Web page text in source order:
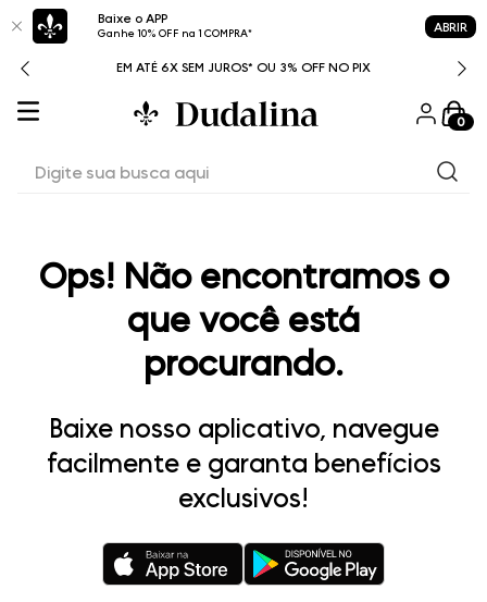
Baixe o APP
Ganhe 10% OFF na 1 COMPRA* ABRIR
EM ATÉ 6X SEM JUROS* OU 3% OFF NO PIX
0
Ops! Não encontramos o
que você está
procurando.
Baixe nosso aplicativo, navegue
facilmente e garanta benefícios
exclusivos!